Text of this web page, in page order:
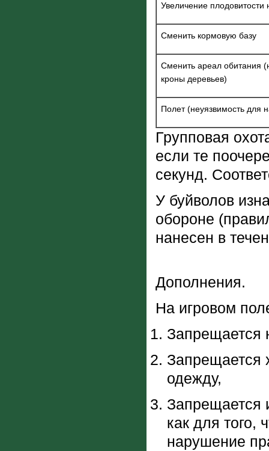
Увеличение плодовитости
Сменить кормовую базу
Сменить ареал обитания
кроны деревьев)
Полет (неуязвимость для
Групповая
если те
секунд.
У буйволов
обороне
нанесен в
Дополнения.
На игровом
Запрещается
Запрещается
одежду,
Запрещается
как для того,
нарушение